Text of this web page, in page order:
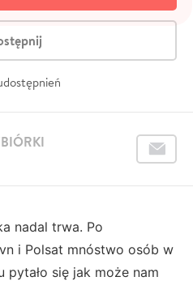
nadal trwa. Po
i Polsat mnóstwo osób w
pytało się jak może nam